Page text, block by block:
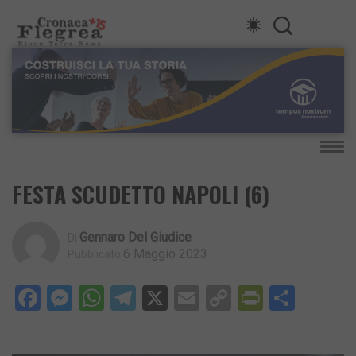
FESTA SCUDETTO NAPOLI (6)
Gennaro Del Giudice
6 Maggio 2023
Facebook
Messenger
WhatsApp
Telegram
X EmailCopy